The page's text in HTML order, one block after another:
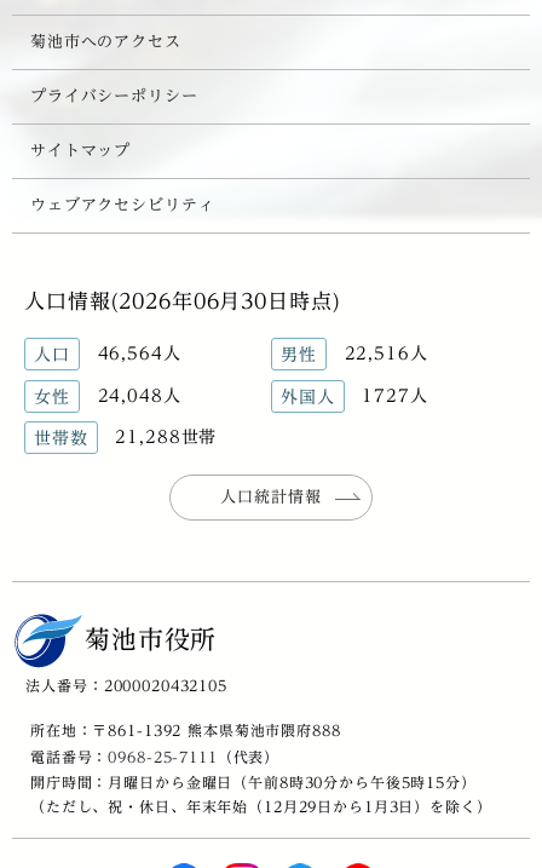
菊池市へのアクセス
プライバシーポリシー
サイトマップ
ウェブアクセシビリティ
人口情報(2026年06月30日時点)
人口 46,564人 男性 22,516人
女性 24,048人 外国人 1727人
世帯数 21,288世帯
人口統計情報
菊池市役所
法人番号：2000020432105
所在地：〒861-1392 熊本県菊池市隈府888
電話番号：0968-25-7111
（代表）
開庁時間：月曜日から金曜日（午前8時30分から午後5時15分）
（ただし、祝・休日、年末年始（12月29日から1月3日）を除く）